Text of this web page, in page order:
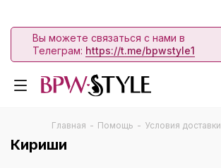
Вы можете связаться с нами в
Телеграм: https://t.me/bpwstyle1
Главная - Помощь - Условия доставки
Кириши